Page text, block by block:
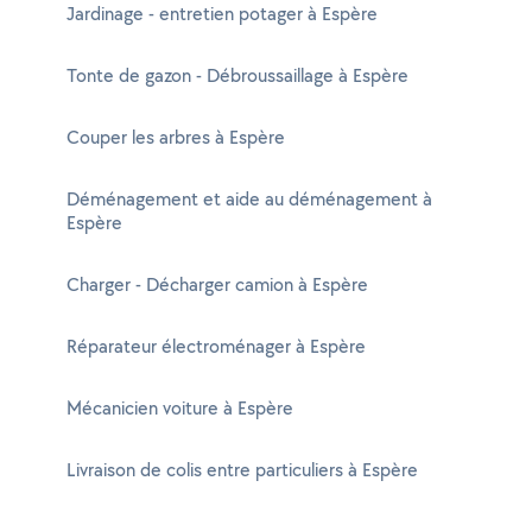
Jardinage - entretien potager à Espère
Tonte de gazon - Débroussaillage à Espère
Couper les arbres à Espère
Déménagement et aide au déménagement à
Espère
Charger - Décharger camion à Espère
Réparateur électroménager à Espère
Mécanicien voiture à Espère
Livraison de colis entre particuliers à Espère